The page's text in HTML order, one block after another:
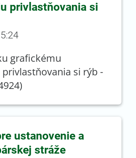
privlastňovania si
grafickému
si rýb -
ustanovenie a
stráže